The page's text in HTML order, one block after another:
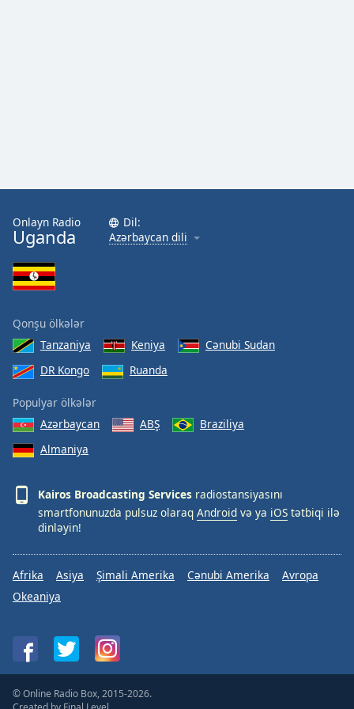
Onlayn Radio
Uganda
Dil:
Azərbaycan dili
Qonşu ölkələr
Tanzaniya
Keniya
Cənubi Sudan
DR Kongo
Ruanda
Populyar ölkələr
Azərbaycan
ABŞ
Braziliya
Almaniya
Kairos Broadcasting Services radiostansiyasını
smartfonunuzda pulsuz olaraq Android və ya iOS tətbiqi ilə
dinləyin!
Afrika Asiya Şimali Amerika Cənubi Amerika
Avropa
Okeaniya
© Online Radio Box, 2015-2026.